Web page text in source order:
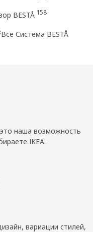
BESTÅ 158
Все Система BESTÅ
наша возможность
IKEA.
вариации стилей,